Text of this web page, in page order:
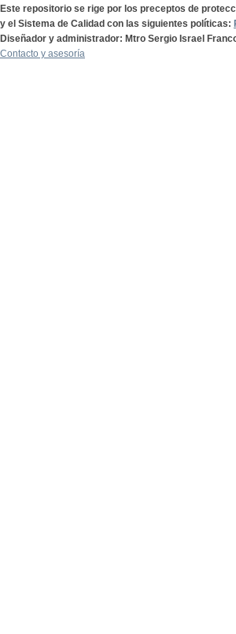
Este repositorio se rige por los preceptos de
y el Sistema de Calidad con las siguientes políticas:
Diseñador y administrador: Mtro Sergio Israel
Contacto y asesoría